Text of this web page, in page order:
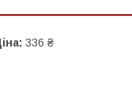
336 ₴